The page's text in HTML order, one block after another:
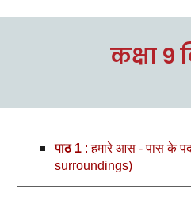
कक्षा 9
पाठ 1 : हमारे आस - पास के
surroundings)